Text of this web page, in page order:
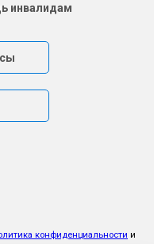
инвалидам
конфиденциальности и